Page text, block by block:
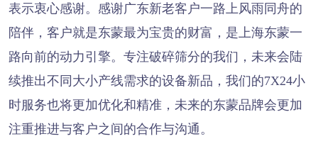
表示衷心感谢。感谢广东新老客户一路上风雨同舟的
陪伴，客户就是东蒙最为宝贵的财富，是上海东蒙一
路向前的动力引擎。专注破碎筛分的我们，未来会陆
续推出不同大小产线需求的设备新品，我们的7X24小
时服务也将更加优化和精准，未来的东蒙品牌会更加
注重推进与客户之间的合作与沟通。